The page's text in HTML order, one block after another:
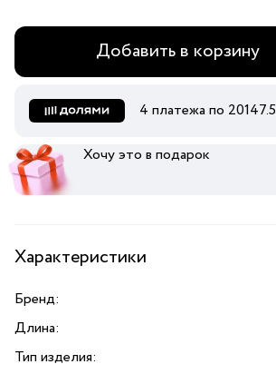
Добавить в корзину
4 платежа по 20147.5
Хочу это в подарок
Характеристики
Бренд:
Длина:
Тип изделия: